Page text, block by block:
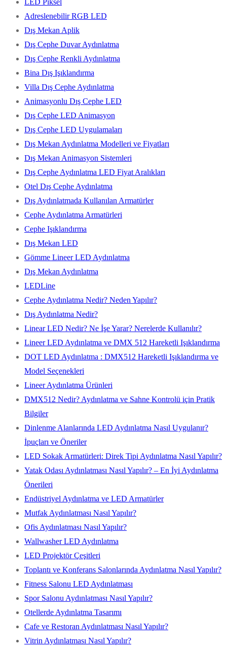
LED Piksel
Adreslenebilir RGB LED
Dış Mekan Aplik
Dış Cephe Duvar Aydınlatma
Dış Cephe Renkli Aydınlatma
Bina Dış Işıklandırma
Villa Dış Cephe Aydınlatma
Animasyonlu Dış Cephe LED
Dış Cephe LED Animasyon
Dış Cephe LED Uygulamaları
Dış Mekan Aydınlatma Modelleri ve Fiyatları
Dış Mekan Animasyon Sistemleri
Dış Cephe Aydınlatma LED Fiyat Aralıkları
Otel Dış Cephe Aydınlatma
Dış Aydınlatmada Kullanılan Armatürler
Cephe Aydınlatma Armatürleri
Cephe Işıklandırma
Dış Mekan LED
Gömme Lineer LED Aydınlatma
Dış Mekan Aydınlatma
LEDLine
Cephe Aydınlatma Nedir? Neden Yapılır?
Dış Aydınlatma Nedir?
Linear LED Nedir? Ne İşe Yarar? Nerelerde Kullanılır?
Lineer LED Aydınlatma ve DMX 512 Hareketli Işıklandırma
DOT LED Aydınlatma : DMX512 Hareketli Işıklandırma ve
Model Seçenekleri
Lineer Aydınlatma Ürünleri
DMX512 Nedir? Aydınlatma ve Sahne Kontrolü için Pratik
Bilgiler
Dinlenme Alanlarında LED Aydınlatma Nasıl Uygulanır?
İpuçları ve Öneriler
LED Sokak Armatürleri: Direk Tipi Aydınlatma Nasıl Yapılır?
Yatak Odası Aydınlatması Nasıl Yapılır? – En İyi Aydınlatma
Önerileri
Endüstriyel Aydınlatma ve LED Armatürler
Mutfak Aydınlatması Nasıl Yapılır?
Ofis Aydınlatması Nasıl Yapılır?
Wallwasher LED Aydınlatma
LED Projektör Çeşitleri
Toplantı ve Konferans Salonlarında Aydınlatma Nasıl Yapılır?
Fitness Salonu LED Aydınlatması
Spor Salonu Aydınlatması Nasıl Yapılır?
Otellerde Aydınlatma Tasarımı
Cafe ve Restoran Aydınlatması Nasıl Yapılır?
Vitrin Aydınlatması Nasıl Yapılır?